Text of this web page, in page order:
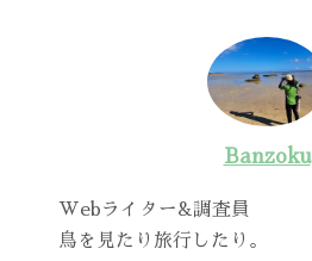
Banzoku
Webライター&調査員
鳥を見たり旅行したり。